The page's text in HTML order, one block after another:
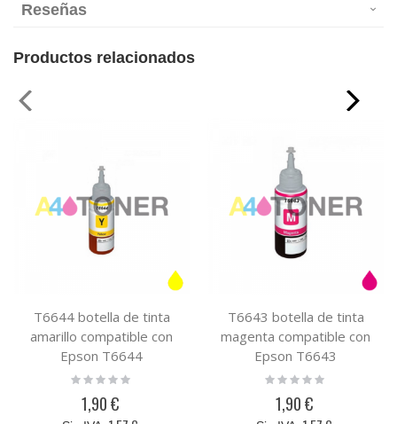
Reseñas
Productos relacionados
T6644 botella de tinta
amarillo compatible con
Epson T6644
Rating:
1,90 €
T6643 botella de tinta
magenta compatible con
Epson T6643
Rating:
1,90 €